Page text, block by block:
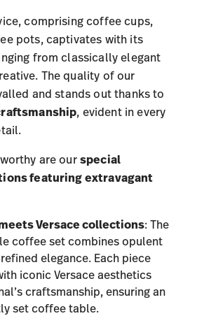
comprising coffee cups,
pots, captivates with its
from classically elegant
The quality of our
and stands out thanks to
, evident in every
are ourspecial
featuring extravagant
Versace collections: The
coffee set combines opulent
elegance. Each piece
iconic Versace aesthetics
craftsmanship, ensuring an
set coffee table.